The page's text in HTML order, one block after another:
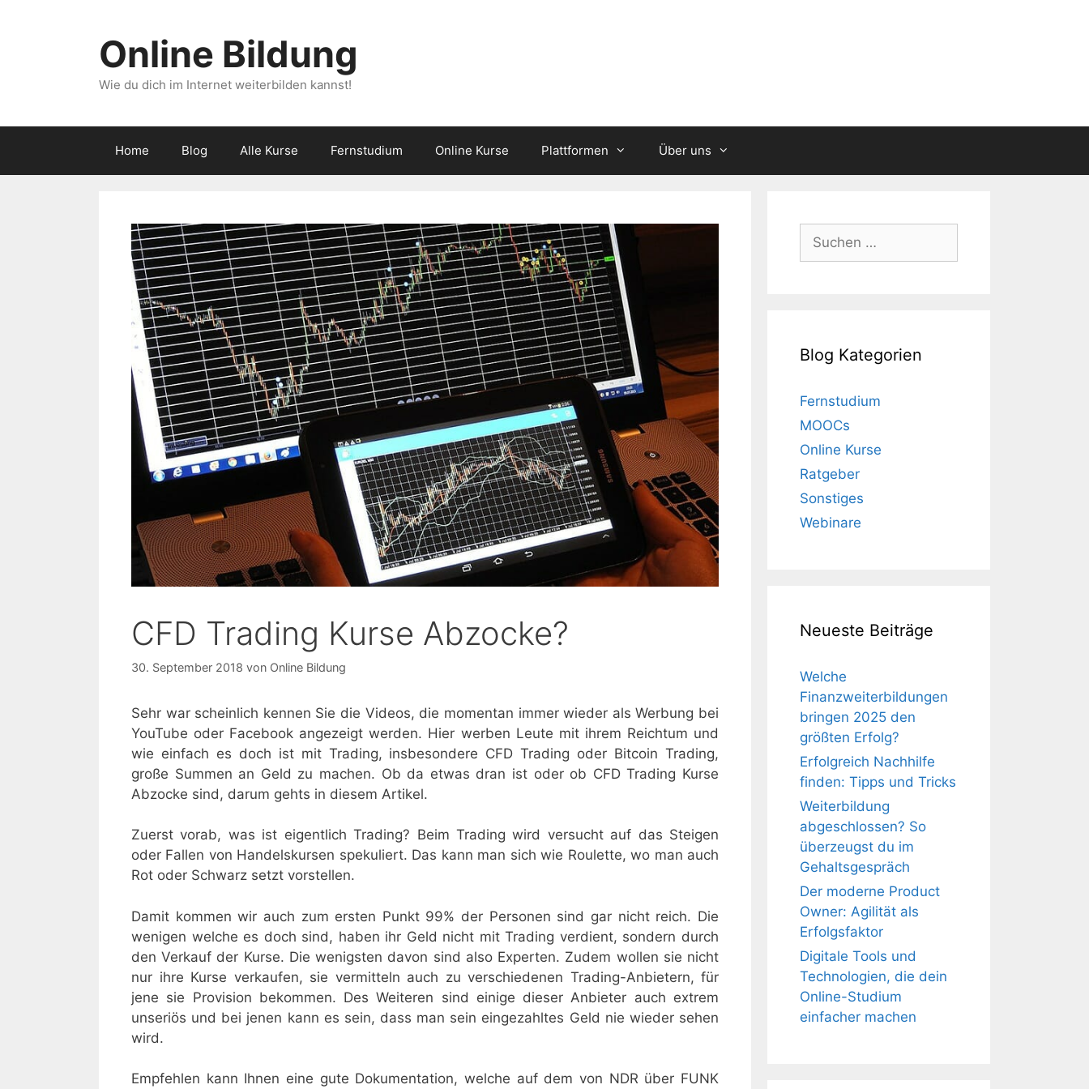
Online Bildung
Wie du dich im Internet weiterbilden kannst!
Home Blog Alle Kurse Fernstudium Online Kurse Plattformen Über uns
CFD Trading Kurse Abzocke?
30. September 2018 von Online Bildung
Sehr war scheinlich kennen Sie die Videos, die momentan immer wieder als Werbung bei
YouTube oder Facebook angezeigt werden. Hier werben Leute mit ihrem Reichtum und
wie einfach es doch ist mit Trading, insbesondere CFD Trading oder Bitcoin Trading,
große Summen an Geld zu machen. Ob da etwas dran ist oder ob CFD Trading Kurse
Abzocke sind, darum gehts in diesem Artikel.
Zuerst vorab, was ist eigentlich Trading? Beim Trading wird versucht auf das Steigen
oder Fallen von Handelskursen spekuliert. Das kann man sich wie Roulette, wo man auch
Rot oder Schwarz setzt vorstellen.
Damit kommen wir auch zum ersten Punkt 99% der Personen sind gar nicht reich. Die
wenigen welche es doch sind, haben ihr Geld nicht mit Trading verdient, sondern durch
den Verkauf der Kurse. Die wenigsten davon sind also Experten. Zudem wollen sie nicht
nur ihre Kurse verkaufen, sie vermitteln auch zu verschiedenen Trading-Anbietern, für
jene sie Provision bekommen. Des Weiteren sind einige dieser Anbieter auch extrem
unseriös und bei jenen kann es sein, dass man sein eingezahltes Geld nie wieder sehen
wird.
Empfehlen kann Ihnen eine gute Dokumentation, welche auf dem von NDR über FUNK
Suchen
nach:
Blog Kategorien
Fernstudium
MOOCs
Online Kurse
Ratgeber
Sonstiges
Webinare
Neueste Beiträge
Welche
Finanzweiterbildungen
bringen 2025 den
größten Erfolg?
Erfolgreich Nachhilfe
finden: Tipps und Tricks
Weiterbildung
abgeschlossen? So
überzeugst du im
Gehaltsgespräch
Der moderne Product
Owner: Agilität als
Erfolgsfaktor
Digitale Tools und
Technologien, die dein
Online-Studium
einfacher machen